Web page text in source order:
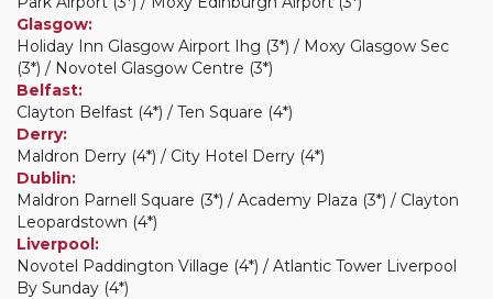
Glasgow:
Holiday Inn Glasgow Airport Ihg (3*) / Moxy Glasgow Sec
(3*) / Novotel Glasgow Centre (3*)
Belfast:
Clayton Belfast (4*) / Ten Square (4*)
Derry:
Maldron Derry (4*) / City Hotel Derry (4*)
Dublin:
Maldron Parnell Square (3*) / Academy Plaza (3*) / Clayton
Leopardstown (4*)
Liverpool:
Novotel Paddington Village (4*) / Atlantic Tower Liverpool
By Sunday (4*)